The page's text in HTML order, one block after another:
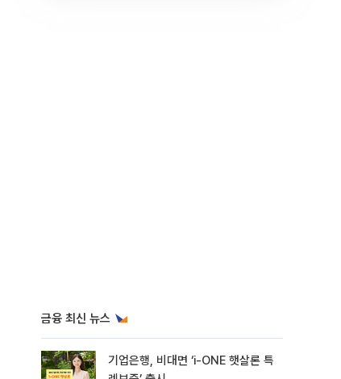
금융 최신 뉴스
기업은행, 비대면 ‘i-ONE 햇살론 특